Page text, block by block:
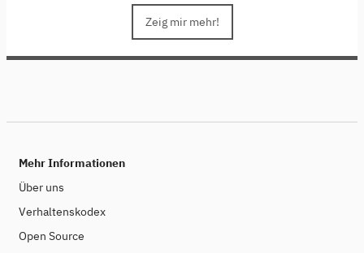
low-bit quantization and collaborative inference, we
delve into techniques that enhance computational
efficiency and reduce energy consumption. We will also
focus on low-bit quantization specifically for large
boundaries of innovation.This course is part of the
SAP and the Hasso Plattner Institute.
Zeig mir mehr!
Mehr Informationen
Über uns
Verhaltenskodex
Open Source